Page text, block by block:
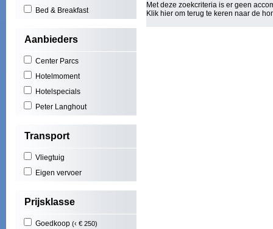
Bed & Breakfast
Aanbieders
Center Parcs
Hotelmoment
Hotelspecials
Peter Langhout
Transport
Vliegtuig
Eigen vervoer
Prijsklasse
Goedkoop (‹ € 250)
Met deze zoekcriteria is er geen
Klik hier om terug te keren naar de